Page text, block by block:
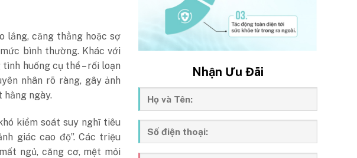
lắng, căng thẳng hoặc sợ
bình thường. Khác với
huống cụ thể – rối loạn
nhân rõ ràng, gây ảnh
hằng ngày.
kiểm soát suy nghĩ tiêu
giác cao độ”. Các triệu
ngủ, căng cơ, mệt mỏi
Nhận Ưu Đãi